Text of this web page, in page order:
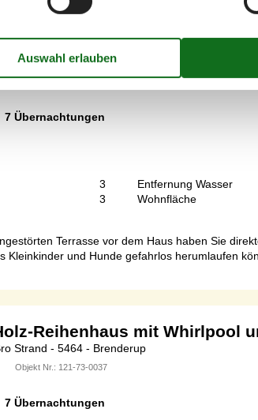
Meerblick und
- Svendborg - 5881 - Skaarup
Objekt Nr.:121-71-4010
7 Übernachtungen
3
3
Entfernung Wasser
Wohnfläche
Terrasse vor dem Haus haben Sie
und Hunde gefahrlos herumlaufen
Reihenhaus mit Whirlpool
Strand - 5464 - Brenderup
Objekt Nr.: 121-73-0037
7 Übernachtungen